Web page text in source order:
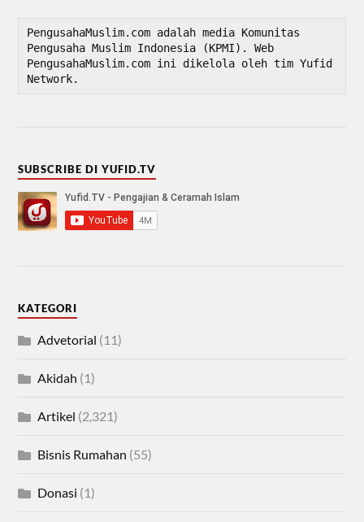
PengusahaMuslim.com adalah media Komunitas
Pengusaha Muslim Indonesia (KPMI). Web
PengusahaMuslim.com ini dikelola oleh tim Yufid
Network.
SUBSCRIBE DI YUFID.TV
KATEGORI
Advetorial (11)
Akidah (1)
Artikel (2,321)
Bisnis Rumahan (55)
Donasi (1)